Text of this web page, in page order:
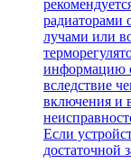
радиаторами
лучами или
информацию
вследствие
включения и
Если
достаточной